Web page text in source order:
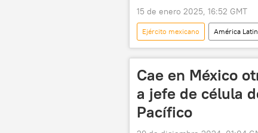
15 de enero 2025, 16:52 GMT
Ejército mexicano América
Claudia Sheinbaum
Cae en México
a jefe de célula
Pacífico